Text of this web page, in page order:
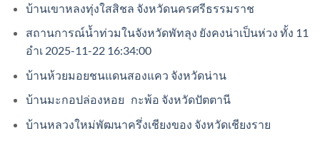
บ้านเขาหลงทุ่งใสสิชล จังหวัดนครศรีธรรมราช
สถานการณ์น้ำท่วมในจังหวัดพัทลุง ยังคงน่าเป็นห่วง ทั้ง 11
อำเ 2025-11-22 16:34:00
บ้านห้วยมอยชนแดนสองแคว จังหวัดน่าน
บ้านมะกอปล่องหอย กะพ้อ จังหวัดปัตตานี
บ้านหลวงใหม่พัฒนาครึ่งเชียงของ จังหวัดเชียงราย